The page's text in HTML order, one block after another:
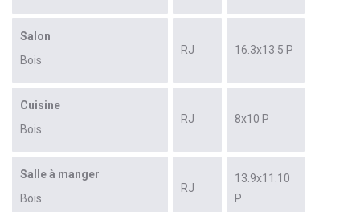
Salon
Bois
RJ 16.3x13.5 P
Cuisine
Bois
RJ 8x10 P
Salle à manger
Bois
RJ
13.9x11.10
P